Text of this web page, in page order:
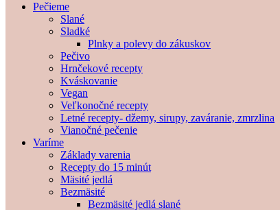
Pečieme
Slané
Sladké
Plnky a polevy do zákuskov
Pečivo
Hrnčekové recepty
Kváskovanie
Vegan
Veľkonočné recepty
Letné recepty- džemy, sirupy, zaváranie, zmrzlina
Vianočné pečenie
Varíme
Základy varenia
Recepty do 15 minút
Mäsité jedlá
Bezmäsité
Bezmäsité jedlá slané